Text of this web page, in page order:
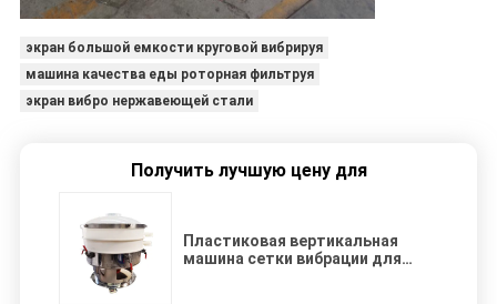
экран большой емкости круговой вибрируя
машина качества еды роторная фильтруя
экран вибро нержавеющей стали
Получить лучшую цену для
Пластиковая вертикальная
машина сетки вибрации для